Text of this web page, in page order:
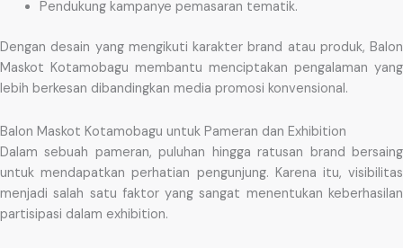
Pendukung kampanye pemasaran tematik.
Dengan desain yang mengikuti karakter brand atau produk, Balon
Maskot Kotamobagu membantu menciptakan pengalaman yang
lebih berkesan dibandingkan media promosi konvensional.
Balon Maskot Kotamobagu untuk Pameran dan Exhibition
Dalam sebuah pameran, puluhan hingga ratusan brand bersaing
untuk mendapatkan perhatian pengunjung. Karena itu, visibilitas
menjadi salah satu faktor yang sangat menentukan keberhasilan
partisipasi dalam exhibition.